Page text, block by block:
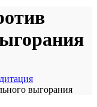
выгорания